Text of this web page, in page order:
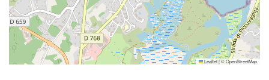
Leaflet|©OpenStreetMap